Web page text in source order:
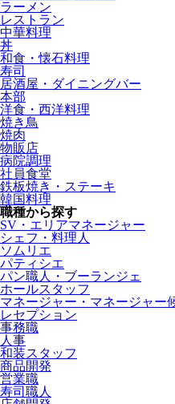
ラーメン
レストラン
中華料理
丼
和食・懐石料理
寿司
居酒屋・ダイニングバー
本部
洋食・西洋料理
焼き鳥
焼肉
物販店
病院調理
社員食堂
鉄板焼き・ステーキ
韓国料理
職種から探す
SV・エリアマネージャー
シェフ・料理人
ソムリエ
パティシエ
パン職人・ブーランジェ
ホールスタッフ
マネージャー・マネージャー
レセプション
事務職
人事
和装スタッフ
商品開発
営業職
寿司職人